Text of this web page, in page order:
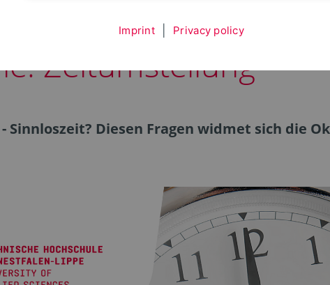
Zeitumstellung
Sinnloszeit? Diesen Fragen widmet sich die
Imprint Privacy policy